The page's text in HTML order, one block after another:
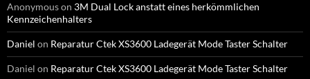
Anonymouson 3M Dual Lock anstatt eines herkömmlichen
Kennzeichenhalters
Daniel on Reparatur Ctek XS3600 Ladegerät Mode Taster Schalter
Daniel on Reparatur Ctek XS3600 Ladegerät Mode Taster Schalter